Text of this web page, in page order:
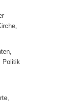
Politik